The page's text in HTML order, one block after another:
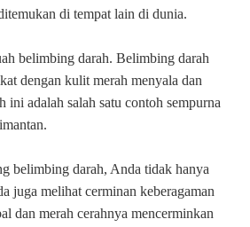
di tempat lain di dunia.
belimbing darah. Belimbing darah
dengan kulit merah menyala dan
ini adalah salah satu contoh sempurna
belimbing darah, Anda tidak hanya
juga melihat cerminan keberagaman
dan merah cerahnya mencerminkan